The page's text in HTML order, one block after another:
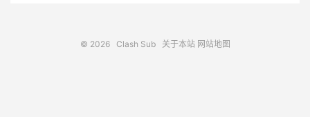
© 2026 Clash Sub 关于本站 网站地图